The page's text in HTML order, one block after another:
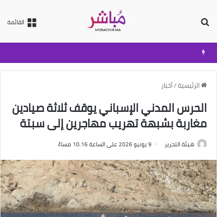
القائمة
الرئيسية/أخبار
الحرس المدني الإسباني يوقف ثلاثة صيادين
مغاربة بشبهة تهريب مهاجرين إلى سبتة
هيئة التحرير 9 يونيو 2026 على الساعة 10:16 مساءً